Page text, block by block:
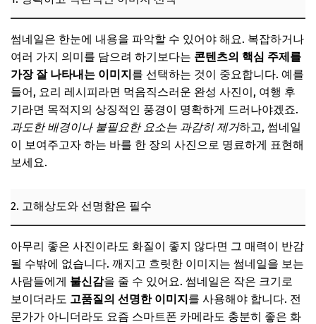
썸네일은 한눈에 내용을 파악할 수 있어야 해요. 복잡하거나
여러 가지 의미를 담으려 하기보다는 콘텐츠의 핵심 주제를
가장 잘 나타내는 이미지를 선택하는 것이 중요합니다. 예를
들어, 요리 레시피라면 먹음직스러운 완성 사진이, 여행 후
기라면 목적지의 상징적인 풍경이 명확하게 드러나야겠죠.
과도한 배경이나 불필요한 요소는 과감히 제거하고, 썸네일
이 보여주고자 하는 바를 한 장의 사진으로 명료하게 표현해
보세요.
2. 고해상도와 선명함은 필수
아무리 좋은 사진이라도 화질이 좋지 않다면 그 매력이 반감
될 수밖에 없습니다. 깨지고 흐릿한 이미지는 썸네일을 보는
사람들에게 불신감을 줄 수 있어요. 썸네일은 작은 크기로
보이더라도 고품질의 선명한 이미지를 사용해야 합니다. 전
문가가 아니더라도 요즘 스마트폰 카메라도 충분히 좋은 화